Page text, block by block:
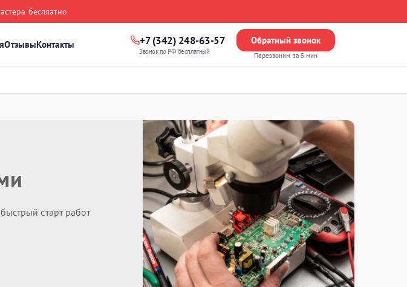
бесплатно
ОтзывыКонтакты +7 (342) 248-63-57
Звонок по РФ бесплатный
Обратный звонок
Перезвоним за 5 мин
старт работ